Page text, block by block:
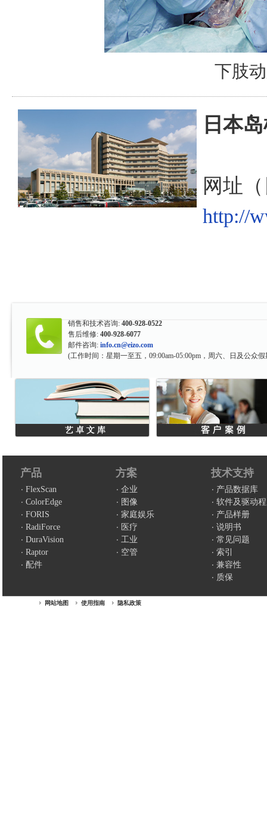
下肢
日本
网址
http://
销售和技术咨询: 400-928-0522
售后维修: 400-928-6077
邮件咨询: info.cn@eizo.com
(工作时间：星期一至五，09:00am-05:00pm，周六、日及公众
产品
FlexScan
ColorEdge
FORIS
RadiForce
DuraVision
Raptor
配件
方案
企业
图像
家庭娱乐
医疗
工业
空管
技术支持
产品数据库
软件及驱动
产品样册
说明书
常见问题
索引
兼容性
质保
网站地图 使用指南 隐私政策